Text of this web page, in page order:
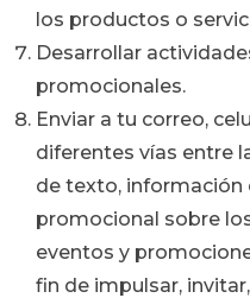
los productos o
Desarrollar
promocionales.
Enviar a tu correo,
diferentes vías entre
de texto, información
promocional sobre
eventos y
fin de impulsar,